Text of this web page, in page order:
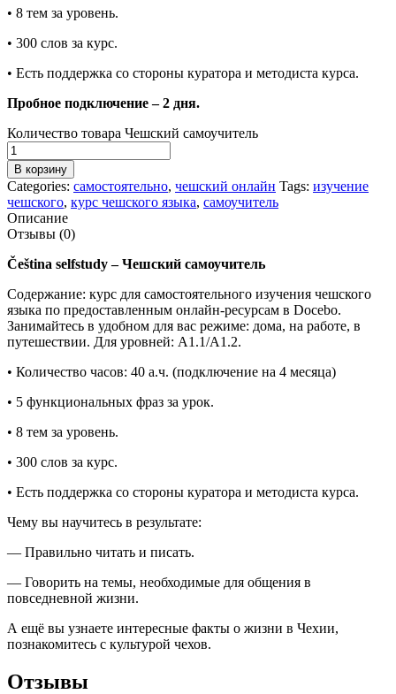
• 8 тем за уровень.
• 300 слов за курс.
• Есть поддержка со стороны куратора и методиста курса.
Пробное подключение – 2 дня.
Количество товара Чешский самоучитель
В корзину
Categories: самостоятельно, чешский онлайн Tags: изучение
чешского, курс чешского языка, самоучитель
Описание
Отзывы (0)
Čeština selfstudy – Чешский самоучитель
Содержание: курс для самостоятельного изучения чешского
языка по предоставленным онлайн-ресурсам в Docebo.
Занимайтесь в удобном для вас режиме: дома, на работе, в
путешествии. Для уровней: А1.1/А1.2.
• Количество часов: 40 а.ч. (подключение на 4 месяца)
• 5 функциональных фраз за урок.
• 8 тем за уровень.
• 300 слов за курс.
• Есть поддержка со стороны куратора и методиста курса.
Чему вы научитесь в результате:
— Правильно читать и писать.
— Говорить на темы, необходимые для общения в
повседневной жизни.
А ещё вы узнаете интересные факты о жизни в Чехии,
познакомитесь с культурой чехов.
Отзывы